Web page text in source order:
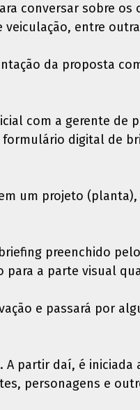
conversar sobre
entre
da proposta
com a gerente
digital de
um projeto
preenchido
a parte visual
e passará por
partir daí, é
personagens e